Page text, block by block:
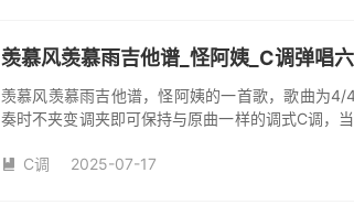
羡慕风羡慕雨吉他谱_怪阿姨_C调弹唱
羡慕风羡慕雨吉他谱，怪阿姨的一首歌，歌曲为
奏时不夹变调夹即可保持与原曲一样的调式C调，
姨演唱的歌曲《羡慕风羡慕雨》原版吉他谱，完整
 C调 2025-07-17